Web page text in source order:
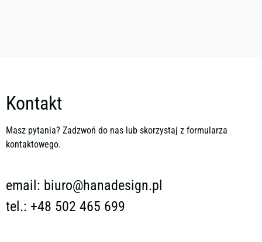
Kontakt
Masz pytania? Zadzwoń do nas lub skorzystaj z formularza
kontaktowego.
email: biuro@hanadesign.pl
tel.: +48 502 465 699